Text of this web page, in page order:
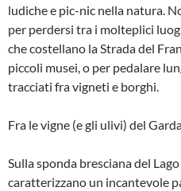
ludiche e pic-nic nella natura.
per perdersi tra i molteplici
che costellano la Strada del
piccoli musei, o per pedalare
tracciati fra vigneti e borghi.
Fra le vigne (e gli ulivi) del
Sulla sponda bresciana del
caratterizzano un incantevole